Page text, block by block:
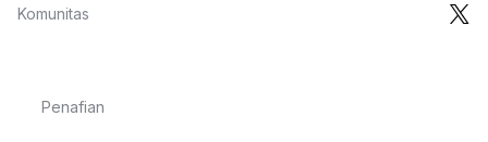
Komunitas
Penafian